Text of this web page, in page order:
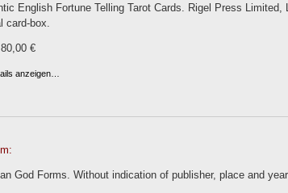
English Fortune Telling Tarot Cards. Rigel Press
card-box.
€
anzeigen…
God Forms. Without indication of publisher, place and